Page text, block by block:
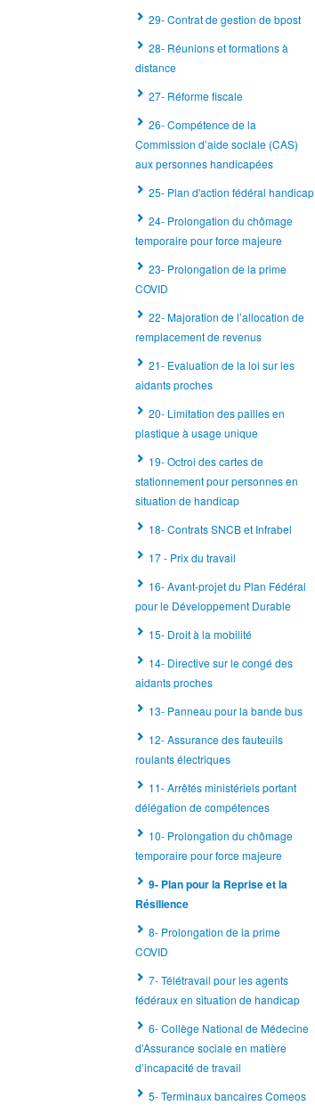
29- Contrat de gestion de bpost
28- Réunions et formations à
distance
27- Réforme fiscale
26- Compétence de la
Commission d’aide sociale (CAS)
aux personnes handicapées
25- Plan d'action fédéral handicap
24- Prolongation du chômage
temporaire pour force majeure
23- Prolongation de la prime
COVID
22- Majoration de l’allocation de
remplacement de revenus
21- Evaluation de la loi sur les
aidants proches
20- Limitation des pailles en
plastique à usage unique
19- Octroi des cartes de
stationnement pour personnes en
situation de handicap
18- Contrats SNCB et Infrabel
17 - Prix du travail
16- Avant-projet du Plan Fédéral
pour le Développement Durable
15- Droit à la mobilité
14- Directive sur le congé des
aidants proches
13- Panneau pour la bande bus
12- Assurance des fauteuils
roulants électriques
11- Arrêtés ministériels portant
délégation de compétences
10- Prolongation du chômage
temporaire pour force majeure
9- Plan pour la Reprise et la
Résilience
8- Prolongation de la prime
COVID
7- Télétravail pour les agents
fédéraux en situation de handicap
6- Collège National de Médecine
d’Assurance sociale en matière
d’incapacité de travail
5- Terminaux bancaires Comeos